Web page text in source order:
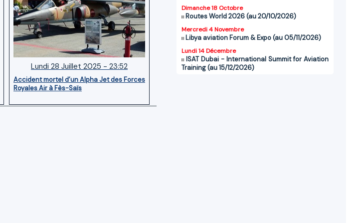
Lundi 28 Juillet 2025 - 23:52
Accident mortel d’un Alpha Jet des Forces
Royales Air à Fès-Saïs
Dimanche 18 Octobre
Routes World 2026 (au 20/10/2026)
Mercredi 4 Novembre
Libya aviation Forum & Expo (au 05/11/2026)
Lundi 14 Décembre
ISAT Dubai - International Summit for Aviation
Training (au 15/12/2026)